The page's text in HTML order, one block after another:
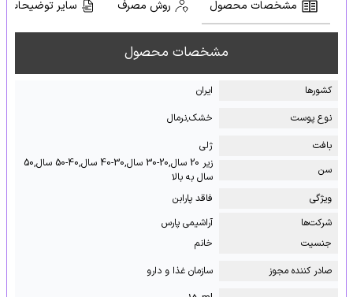
مشخصات محصول روش مصرف سایر توضیحات
مشخصات محصول
کشور‌ها
ایران
نوع پوست
خشک,نرمال
بافت
ژلی
سن
زیر 20 سال,20-30 سال,30-40 سال,40-50 سال,50
سال به بالا
ویژگی
فاقد پارابن
شرکت‌ها
آراشیمی پارس
جنسیت
خانم
صادر کننده مجوز
سازمان غذا و دارو